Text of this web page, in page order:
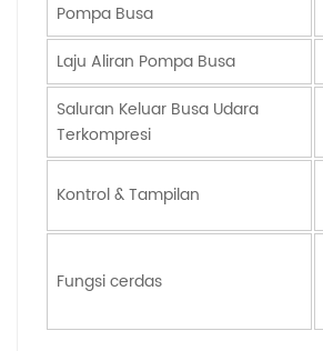
Pompa Busa
Laju Aliran Pompa Busa
Saluran Keluar Busa Udara
Terkompresi
Kontrol & Tampilan
Fungsi cerdas